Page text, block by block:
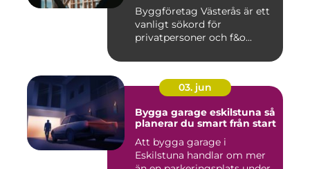
Byggföretag Västerås är ett
vanligt sökord för
privatpersoner och f&o...
03. jun
Bygga garage eskilstuna så
planerar du smart från start
Att bygga garage i
Eskilstuna handlar om mer